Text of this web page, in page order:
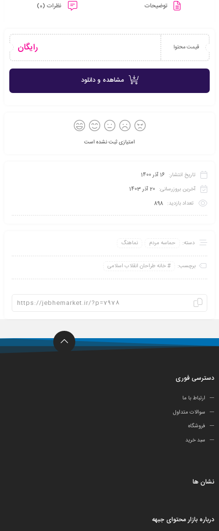
توضیحات نظرات (0)
قیمت محتوا رایگان
مشاهده و دانلود
امتیازی ثبت نشده است
تاریخ انتشار: 16 آذر 1400
آخرین بروزرسانی: 20 آذر 1403
تعداد بازدید: 898
دسته: حماسه مردم نماهنگ
برچسب: خانه طراحان انقلاب اسلامی
دسترسی فوری
ارتباط با ما
سوالات متداول
فروشگاه
سبد خرید
نشان ها
درباره بازار محتوای جبهه